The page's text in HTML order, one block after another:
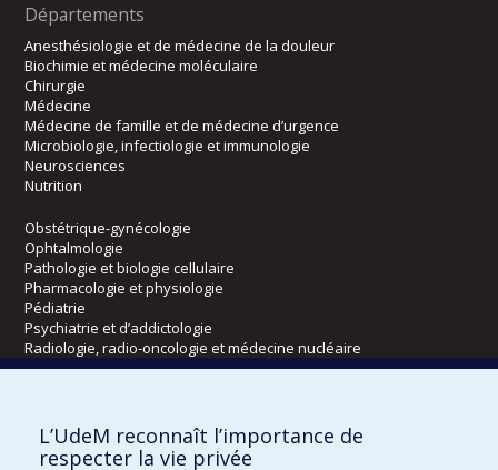
Départements
Anesthésiologie et de médecine de la douleur
Biochimie et médecine moléculaire
Chirurgie
Médecine
Médecine de famille et de médecine d’urgence
Microbiologie, infectiologie et immunologie
Neurosciences
Nutrition
Obstétrique-gynécologie
Ophtalmologie
Pathologie et biologie cellulaire
Pharmacologie et physiologie
Pédiatrie
Psychiatrie et d’addictologie
Radiologie, radio-oncologie et médecine nucléaire
Écoles
Kinésiologie et des sciences de l’activité physique
L’UdeM reconnaît l’importance de
respecter la vie privée